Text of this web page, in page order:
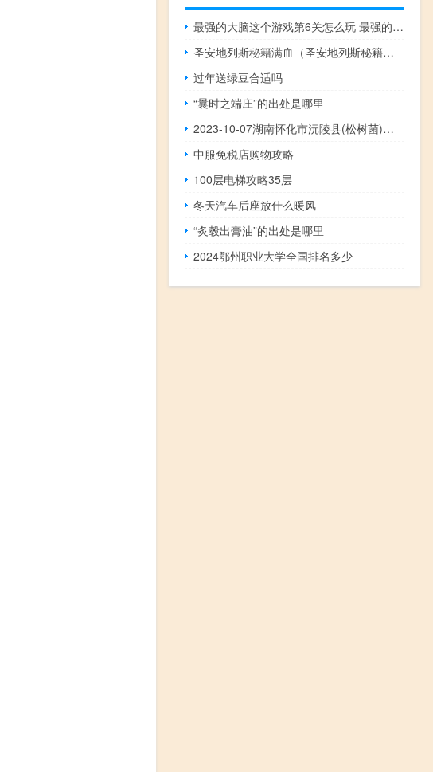
最强的大脑这个游戏第6关怎么玩 最强的大脑游戏攻略
圣安地列斯秘籍满血（圣安地列斯秘籍大全无限血）
过年送绿豆合适吗
“曩时之端庄”的出处是哪里
2023-10-07湖南怀化市沅陵县(松树菌)的报价是多少
中服免税店购物攻略
100层电梯攻略35层
冬天汽车后座放什么暖风
“炙毂出膏油”的出处是哪里
2024鄂州职业大学全国排名多少